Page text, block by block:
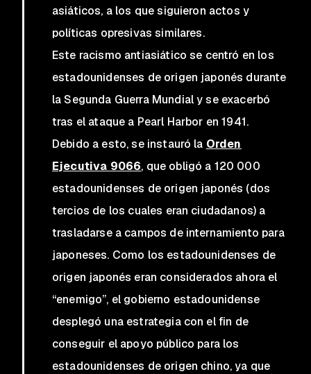
asiáticos, a los que siguieron actos y
políticas opresivas similares.
Este racismo antiasiático se centró en los
estadounidenses de origen japonés durante
la Segunda Guerra Mundial y se exacerbó
tras el ataque a Pearl Harbor en 1941.
Debido a esto, se instauró la Orden
Ejecutiva 9066, que obligó a 120 000
estadounidenses de origen japonés (dos
tercios de los cuales eran ciudadanos) a
trasladarse a campos de internamiento para
japoneses. Como los estadounidenses de
origen japonés eran considerados ahora el
“enemigo”, el gobierno estadounidense
desplegó una estrategia con el fin de
conseguir el apoyo público para los
estadounidenses de origen chino, ya que